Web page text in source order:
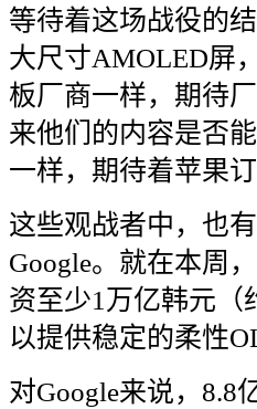
等待着这场战役的
大尺寸AMOLED屏
板厂商一样，期待
来他们的内容是否
一样，期待着苹果
这些观战者中，也
Google。就在本周，
资至少1 万亿韩元（
以提供稳定的柔性
对Google来说， 8.8